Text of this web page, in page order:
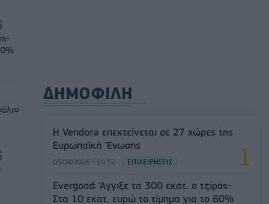
ΔΗΜΟΦΙΛΗ
Η Vendora επεκτείνεται σε 27 χώρες της
Ευρωπαϊκή 'Ενωσης
05/08/2026 - 10:52 ΕΠΙΧΕΙΡΗΣΕΙΣ
Evergood: Άγγιξε τα 300 εκατ. ο τζίρος-
Στα 10 εκατ. ευρώ το τίμημα για το 60%